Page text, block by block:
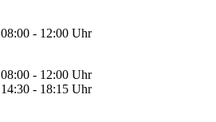
08:00 - 12:00 Uhr
08:00 - 12:00 Uhr
14:30 - 18:15 Uhr